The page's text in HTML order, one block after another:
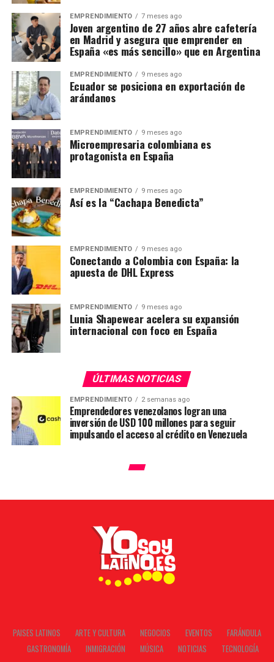
EMPRENDIMIENTO 7 meses ago
Joven argentino de 27 años abre cafetería
en Madrid y asegura que emprender en
España «es más sencillo» que en Argentina
EMPRENDIMIENTO 9 meses ago
Ecuador se posiciona en exportación de
arándanos
EMPRENDIMIENTO 9 meses ago
Microempresaria colombiana es
protagonista en España
EMPRENDIMIENTO 9 meses ago
Así es la “Cachapa Benedicta”
EMPRENDIMIENTO 9 meses ago
Conectando a Colombia con España: la
apuesta de DHL Express
EMPRENDIMIENTO 9 meses ago
Lunia Shapewear acelera su expansión
internacional con foco en España
ÚLTIMAS NOTICIAS
EMPRENDIMIENTO 2 semanas ago
Emprendedores venezolanos logran una
inversión de USD 100 millones para seguir
impulsando el acceso al crédito en Venezuela
PAISES LATINOS ARTE Y CULTURA NEGOCIOS EVENTOS
FARÁNDULA
GASTRONOMÍA
INMIGRACIÓN MÚSICA NOTICIAS TECNOLOGÍA